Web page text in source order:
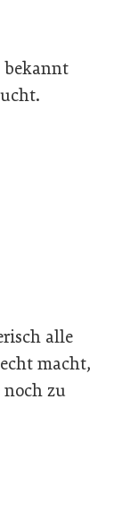
bekannt
alle
macht,
noch zu